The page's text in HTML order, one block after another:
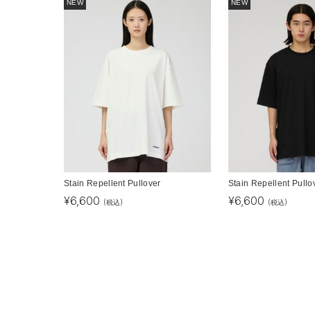
NEW
Stain Repellent Pullover
¥6,600 (税込)
NEW
Stain Repellent
¥6,600 (税込)